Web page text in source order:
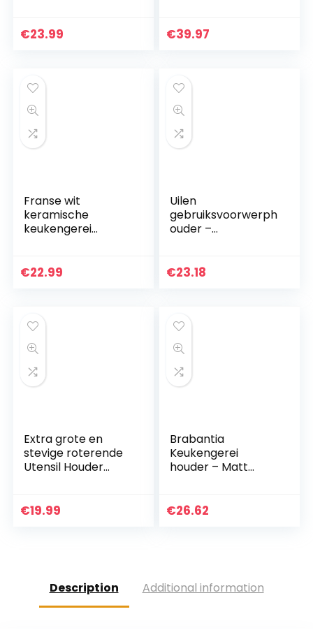
staal
€23.99
Caddy Houder
€39.97
Franse wit
keramische
keukengerei
Caddy – Antiek
€22.99
Uilen
gebruiksvoorwerph
ouder –
houder van
servies…
€23.18
Extra grote en
stevige roterende
Utensil Houder
Verwijderbare
€19.99
Brabantia
Keukengerei
houder – Matt
€26.62
Description Additional information